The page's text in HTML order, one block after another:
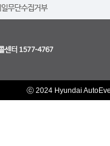
ⓒ 2024 Hyundai